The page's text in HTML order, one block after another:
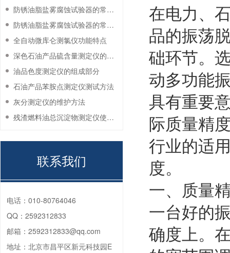
在电力、
品的振荡
础环节。
动多功能
具有重要
际质量精
行业的适
度。
一、质量
一台好的
确度上。
防锈油脂盐雾腐蚀试验器的常见故障与解决方法
防锈油脂盐雾腐蚀试验器的常见故障与解决方法
全自动微库仑测氯仪功能特点
深色石油产品硫含量测定仪的工作环境要求
油品色度测定仪的组成部分
石油产品苯胺点测定仪测试方法
灰分测定仪的维护方法
残渣燃料油总沉淀物测定仪使用注意事项
联系我们
电话： 010-80764046
QQ： 2592312833
邮箱： 2592312833@qq.com
地址： 北京市昌平区新元科技园E